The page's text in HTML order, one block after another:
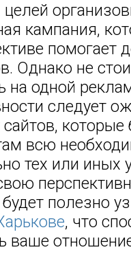
кампания,
помогает
Однако не
на одной
следует
которые
всю
тех или иных
полезно
, что
ваше